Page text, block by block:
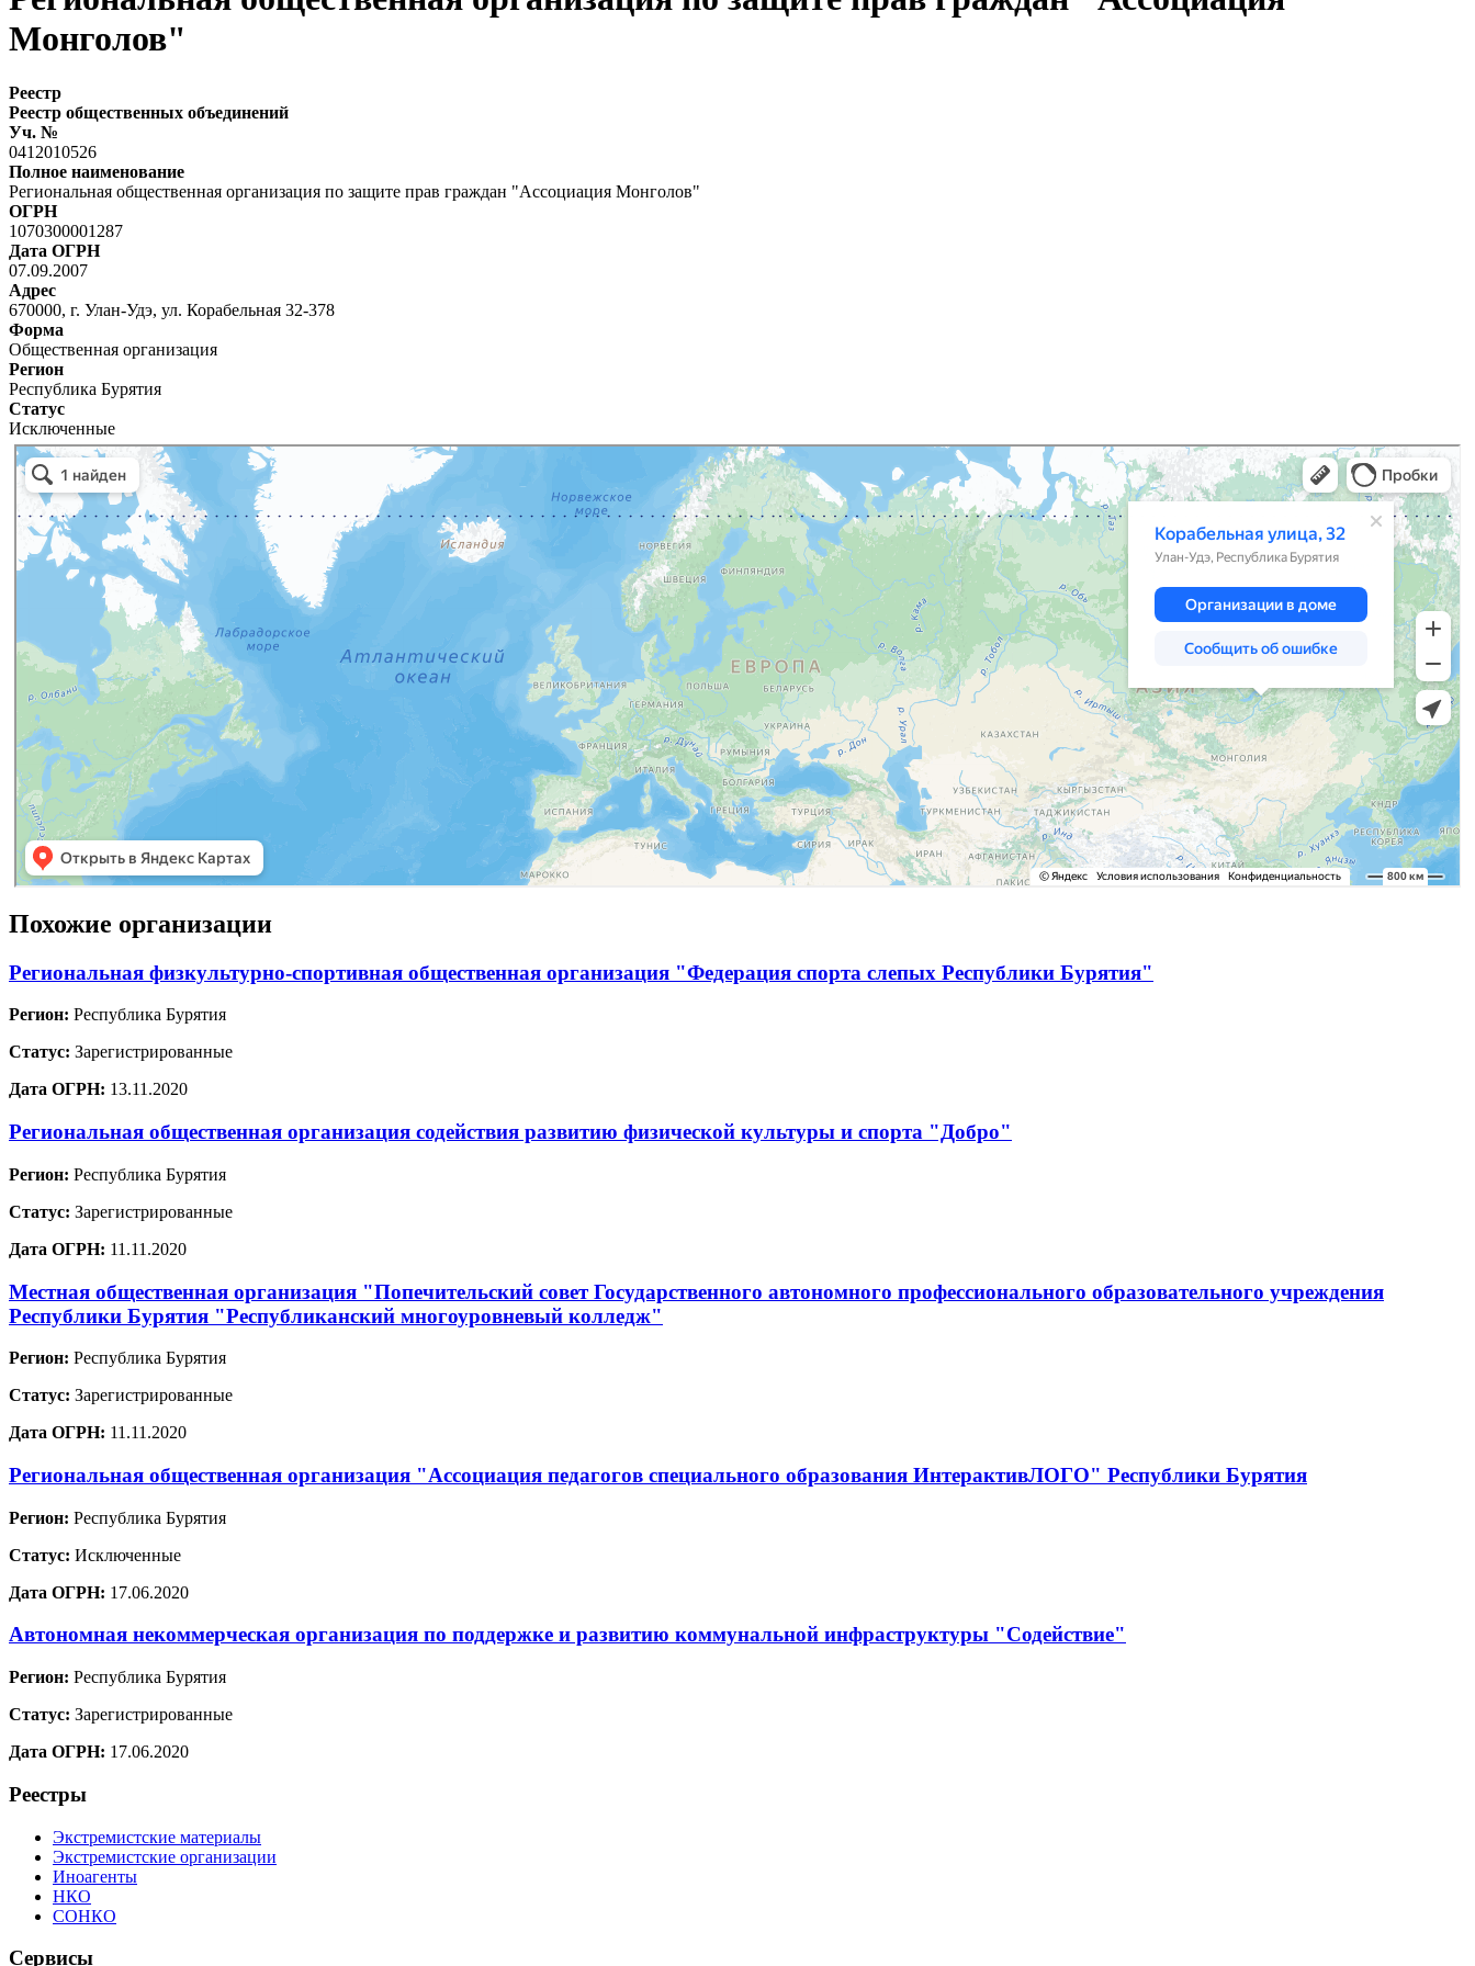
Монголов"
Реестр
Реестр общественных объединений
Уч. №
0412010526
Полное наименование
Региональная общественная организация по защите прав граждан "Ассоциация Монголов"
ОГРН
1070300001287
Дата ОГРН
07.09.2007
Адрес
670000, г. Улан-Удэ, ул. Корабельная 32-378
Форма
Общественная организация
Регион
Республика Бурятия
Статус
Исключенные
Похожие организации
Региональная физкультурно-спортивная общественная организация "Федерация спорта слепых Республики Бурятия"
Регион: Республика Бурятия
Статус: Зарегистрированные
Дата ОГРН: 13.11.2020
Региональная общественная организация содействия развитию физической культуры и спорта "Добро"
Регион: Республика Бурятия
Статус: Зарегистрированные
Дата ОГРН: 11.11.2020
Местная общественная организация "Попечительский совет Государственного автономного профессионального образовательного учреждения
Республики Бурятия "Республиканский многоуровневый колледж"
Регион: Республика Бурятия
Статус: Зарегистрированные
Дата ОГРН: 11.11.2020
Региональная общественная организация "Ассоциация педагогов специального образования ИнтерактивЛОГО" Республики Бурятия
Регион: Республика Бурятия
Статус: Исключенные
Дата ОГРН: 17.06.2020
Автономная некоммерческая организация по поддержке и развитию коммунальной инфраструктуры "Содействие"
Регион: Республика Бурятия
Статус: Зарегистрированные
Дата ОГРН: 17.06.2020
Реестры
Экстремистские материалы
Экстремистские организации
Иноагенты
НКО
СОНКО
Сервисы